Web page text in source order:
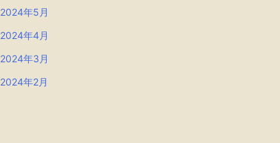
2024年5月
2024年4月
2024年3月
2024年2月